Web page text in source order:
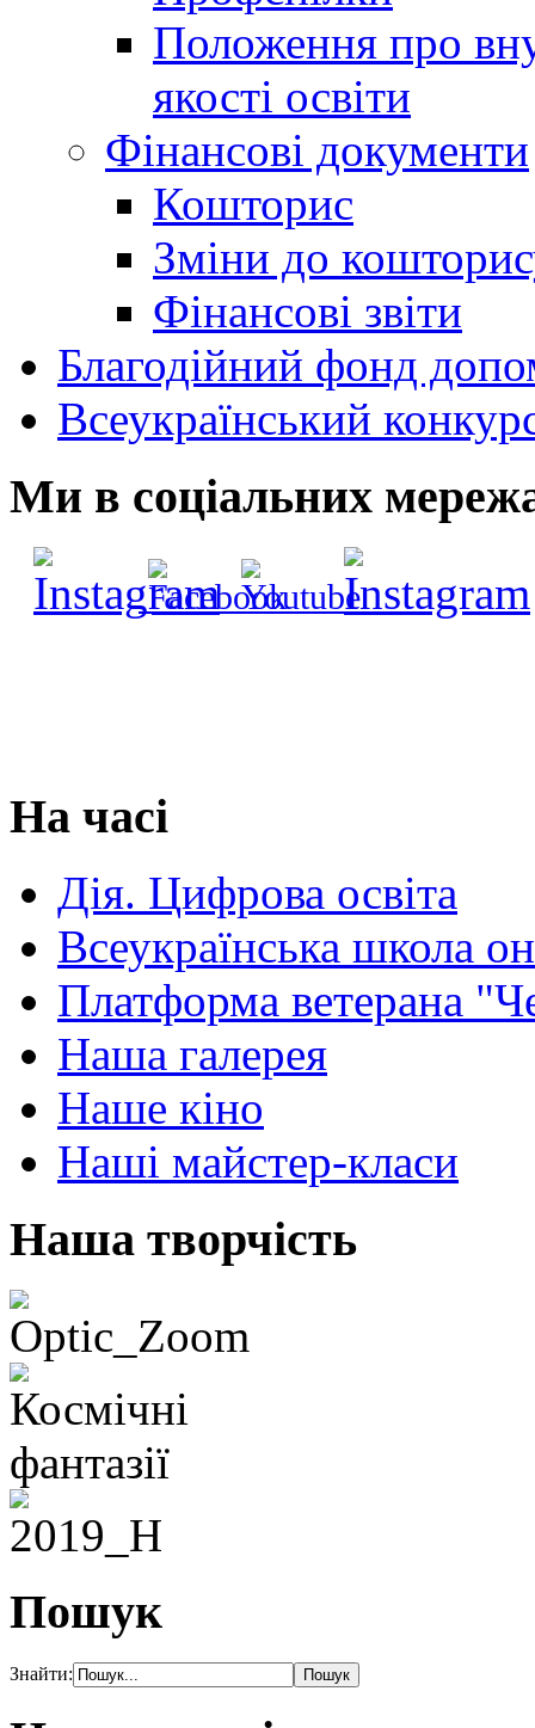
Положення про
якості освіти
Фінансові документи
Кошторис
Зміни до
Фінансові звіти
Благодійний фонд
Всеукраїнський
Ми в соціальних
На часі
Дія. Цифрова освіта
Всеукраїнська школа
Платформа ветерана
Наша галерея
Наше кіно
Наші майстер-класи
Наша творчість
Пошук
Знайти: